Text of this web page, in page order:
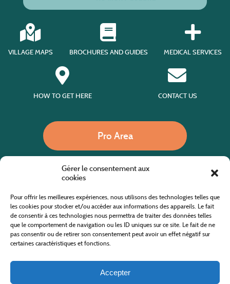
Gérer le consentement aux
cookies
Pour offrir les meilleures expériences, nous utilisons des technologies telles que
les cookies pour stocker et/ou accéder aux informations des appareils. Le fait
de consentir à ces technologies nous permettra de traiter des données telles
que le comportement de navigation ou les ID uniques sur ce site. Le fait de ne
pas consentir ou de retirer son consentement peut avoir un effet négatif sur
certaines caractéristiques et fonctions.
Accepter
VILLAGE MAPS BROCHURES AND GUIDES MEDICAL SERVICES
HOW TO GET HERE CONTACT US
Pro Area
Website co-financed by the European Agricultural Fund for Rural Development
Europe invests in rural areas